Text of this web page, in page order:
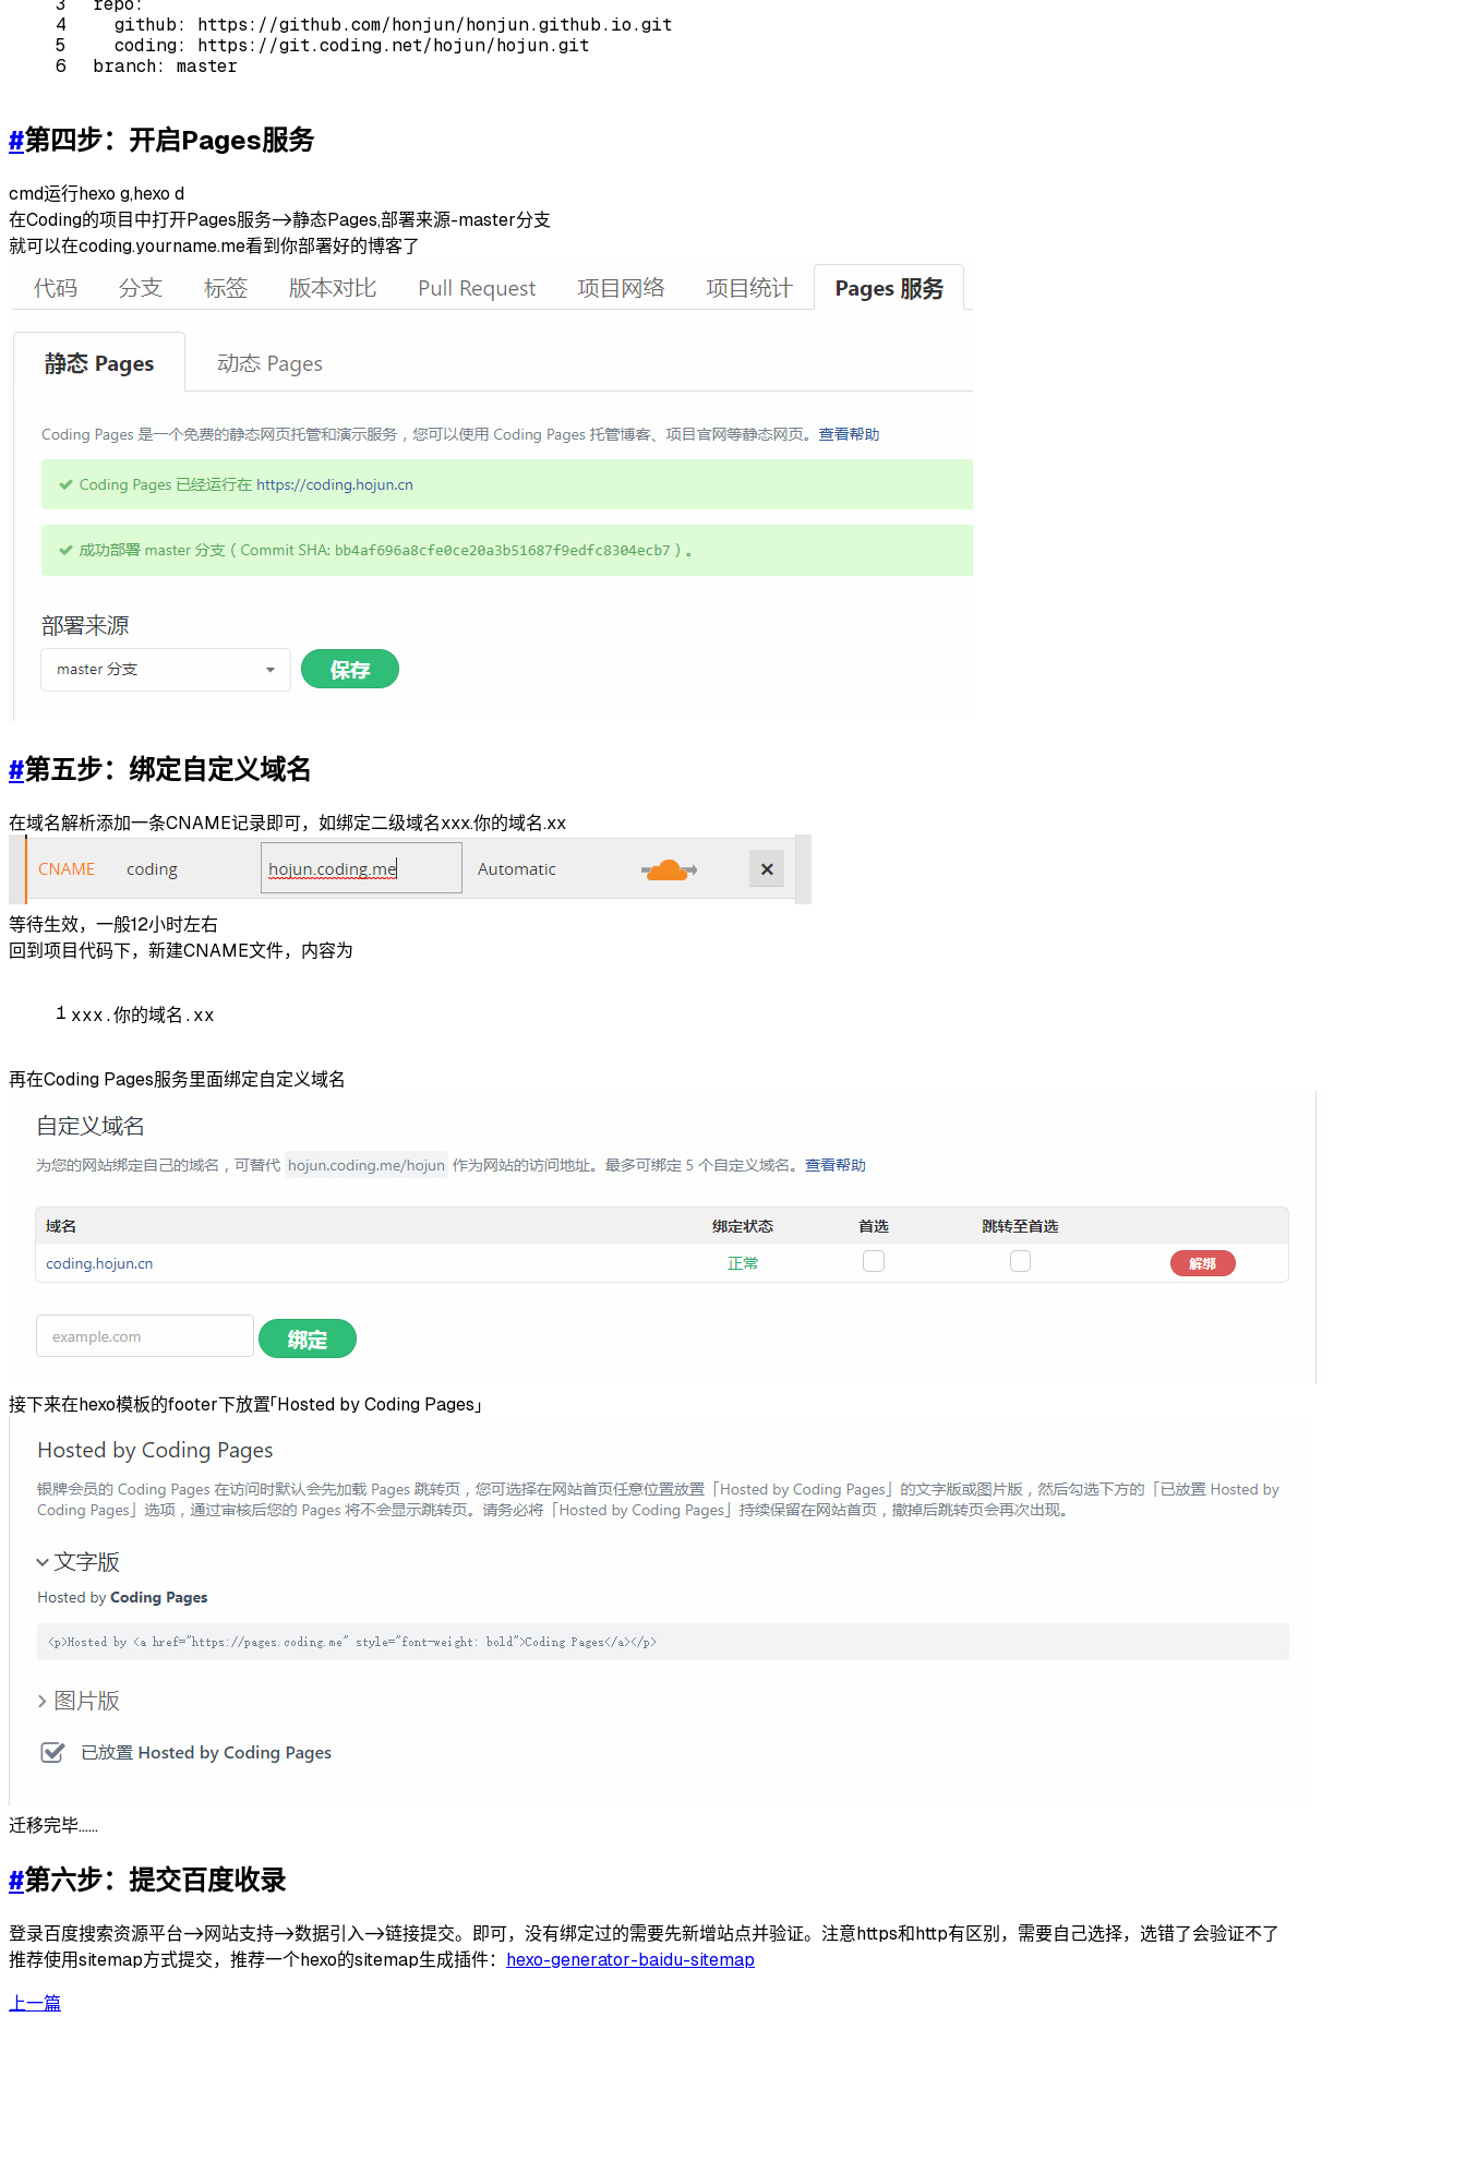
4
5
6
github:
https://github.com/honjun/honjun.github.io.git
coding:
https://git.coding.net/hojun/hojun.git
branch:
master
#第四步：开启Pages服务
cmd运行hexo g,hexo d
在Coding的项目中打开Pages服务->静态Pages,部署来源-master分支
就可以在coding.yourname.me看到你部署好的博客了
#第五步：绑定自定义域名
在域名解析添加一条CNAME记录即可，如绑定二级域名xxx.你的域名.xx
等待生效，一般12小时左右
回到项目代码下，新建CNAME文件，内容为
1 xxx.你的域名.xx
再在Coding Pages服务里面绑定自定义域名
接下来在hexo模板的footer下放置「Hosted by Coding Pages」
迁移完毕……
#第六步：提交百度收录
登录百度搜索资源平台->网站支持->数据引入->链接提交。即可，没有绑定过的需要先新增站点并验证。注意https和http有区别，需要自己选择，选错了会验证不了
推荐使用sitemap方式提交，推荐一个hexo的sitemap生成插件： hexo-generator-baidu-sitemap
上一篇